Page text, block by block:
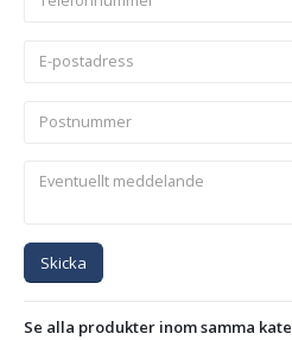
Skicka
Se alla produkter inom samma